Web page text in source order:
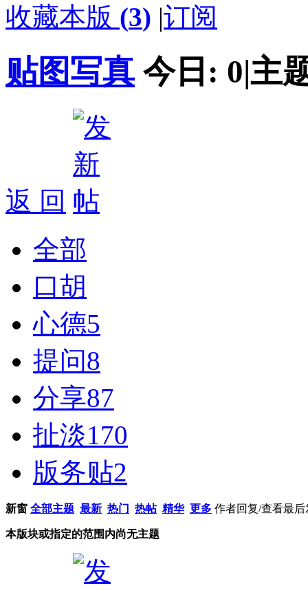
收藏本版 (3) |订阅
贴图写真 今日: 0|主
返 回
全部
口胡
心德5
提问8
分享87
扯淡170
版务贴2
新窗 全部主题 最新 热门 热帖 精华 更多 作者回复/查看最后
本版块或指定的范围内尚无主题